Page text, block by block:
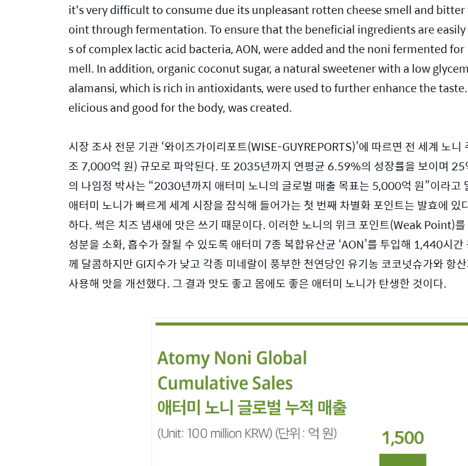
it's very difficult to consume due its unpleasant rotten cheese smell and
oint through fermentation. To ensure that the beneficial ingredients are
s of complex lactic acid bacteria, AON, were added and the noni fermented
mell. In addition, organic coconut sugar, a natural sweetener with a low
alamansi, which is rich in antioxidants, were used to further enhance the
elicious and good for the body, was created.
시장 조사 전문 기관 ‘와이즈가이리포트(WISE-GUYREPORTS)’에 따르면 전 세계 노
조 7,000억 원) 규모로 파악된다. 또 2035년까지 연평균 6.59%의 성장률을 보이며
의 나임정 박사는 “2030년까지 애터미 노니의 글로벌 매출 목표는 5,000억 원”이라고
애터미 노니가 빠르게 세계 시장을 잠식해 들어가는 첫 번째 차별화 포인트는 발효에
하다. 썩은 치즈 냄새에 맛은 쓰기 때문이다. 이러한 노니의 위크 포인트(Weak Point)
성분을 소화, 흡수가 잘될 수 있도록 애터미 7종 복합유산균 ‘AON’를 투입해 1,440시
께 달콤하지만 GI지수가 낮고 각종 미네랄이 풍부한 천연당인 유기농 코코넛슈가와 항
사용해 맛을 개선했다. 그 결과 맛도 좋고 몸에도 좋은 애터미 노니가 탄생한 것이다.